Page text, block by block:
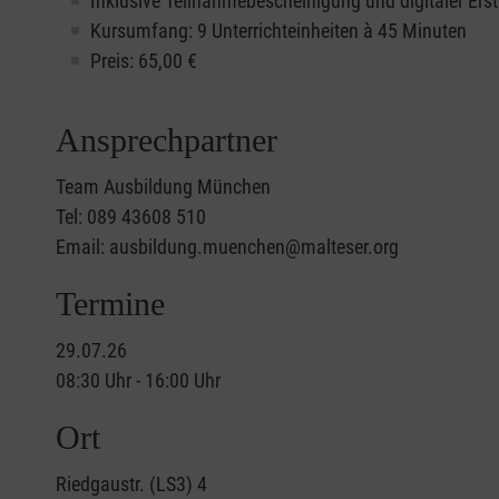
Kursumfang: 9 Unterrichteinheiten à 45 Minuten
Preis: 65,00 €
Ansprechpartner
Team Ausbildung München
Tel: 089 43608 510
Email: ausbildung.muenchen@malteser.org
Termine
29.07.26
08:30 Uhr - 16:00 Uhr
Ort
Riedgaustr. (LS3) 4